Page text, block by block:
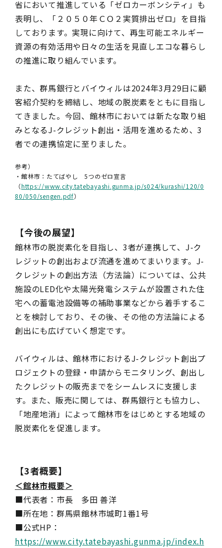
省において推進している「ゼロカーボンシティ」も
表明し、「２０５０年ＣＯ２実質排出ゼロ」を目指
しております。実現に向けて、再生可能エネルギー
資源の有効活用や日々の生活を見直しエコな暮らし
の推進に取り組んでいます。
また、群馬銀行とバイウィルは2024年3月29日に顧
客紹介契約を締結し、地域の脱炭素をともに目指し
てきました。今回、館林市においては新たな取り組
みとなるJ-クレジット創出・活用を進めるため、3
者での連携協定に至りました。
参考）
・館林市：たてばやし 5つのゼロ宣言
（https://www.city.tatebayashi.gunma.jp/s024/kurashi/120/0
80/050/sengen.pdf）
【今後の展望】
館林市の脱炭素化を目指し、3者が連携して、J-ク
レジットの創出および流通を進めてまいります。J-
クレジットの創出方法（方法論）については、公共
施設のLED化や太陽光発電システムが設置された住
宅への蓄電池設備等の補助事業などから着手するこ
とを検討しており、その後、その他の方法論による
創出にも広げていく想定です。
バイウィルは、館林市におけるJ-クレジット創出プ
ロジェクトの登録・申請からモニタリング、創出し
たクレジットの販売までをシームレスに支援しま
す。また、販売に関しては、群馬銀行とも協力し、
「地産地消」によって館林市をはじめとする地域の
脱炭素化を促進します。
【3者概要】
＜館林市概要＞
■代表者：市長 多田 善洋
■所在地：群馬県館林市城町1番1号
■公式HP：
https://www.city.tatebayashi.gunma.jp/index.h